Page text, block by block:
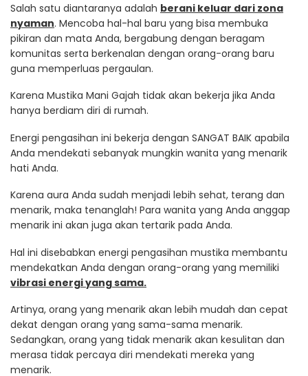
Salah satu diantaranya adalah berani keluar dari zona
nyaman. Mencoba hal-hal baru yang bisa membuka
pikiran dan mata Anda, bergabung dengan beragam
komunitas serta berkenalan dengan orang-orang baru
guna memperluas pergaulan.
Karena Mustika Mani Gajah tidak akan bekerja jika Anda
hanya berdiam diri di rumah.
Energi pengasihan ini bekerja dengan SANGAT BAIK apabila
Anda mendekati sebanyak mungkin wanita yang menarik
hati Anda.
Karena aura Anda sudah menjadi lebih sehat, terang dan
menarik, maka tenanglah! Para wanita yang Anda anggap
menarik ini akan juga akan tertarik pada Anda.
Hal ini disebabkan energi pengasihan mustika membantu
mendekatkan Anda dengan orang-orang yang memiliki
vibrasi energi yang sama.
Artinya, orang yang menarik akan lebih mudah dan cepat
dekat dengan orang yang sama-sama menarik.
Sedangkan, orang yang tidak menarik akan kesulitan dan
merasa tidak percaya diri mendekati mereka yang
menarik.